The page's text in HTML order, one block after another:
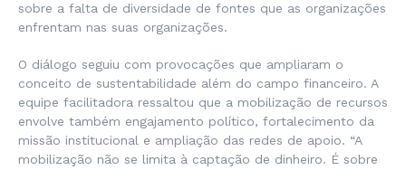
sobre a falta de diversidade de fontes que as organizações
enfrentam nas suas organizações.
O diálogo seguiu com provocações que ampliaram o
conceito de sustentabilidade além do campo financeiro. A
equipe facilitadora ressaltou que a mobilização de recursos
envolve também engajamento político, fortalecimento da
missão institucional e ampliação das redes de apoio. “A
mobilização não se limita à captação de dinheiro. É sobre